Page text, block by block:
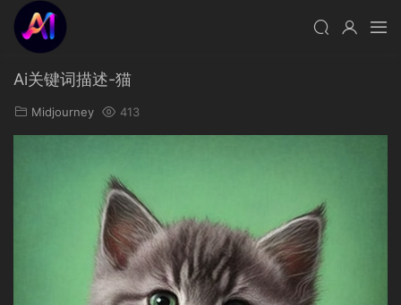
Ai关键词描述-猫
Midjourney 413